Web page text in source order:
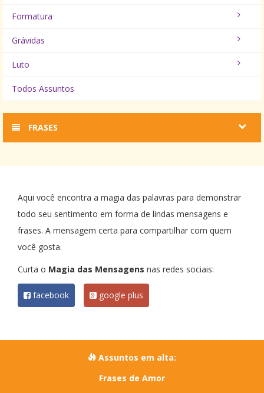
Formatura
Grávidas
Luto
Todos Assuntos
FRASES
Aqui você encontra a magia das palavras para demonstrar
todo seu sentimento em forma de lindas mensagens e
frases. A mensagem certa para compartilhar com quem
você gosta.
Curta o Magia das Mensagens nas redes sociais:
facebook google plus
Assuntos em alta:
Frases de Amor